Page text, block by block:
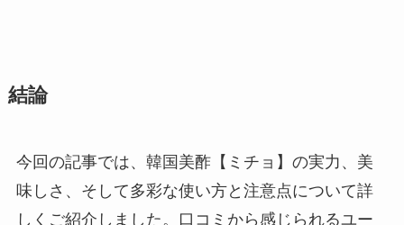
結論
今回の記事では、韓国美酢【ミチョ】の実力、美
味しさ、そして多彩な使い方と注意点について詳
しくご紹介しました。口コミから感じられるユー